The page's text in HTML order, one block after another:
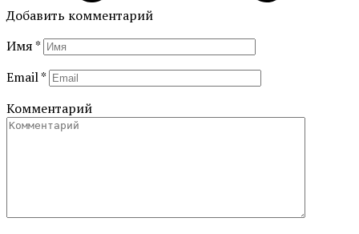
Добавить комментарий
Имя*
Email*
Комментарий